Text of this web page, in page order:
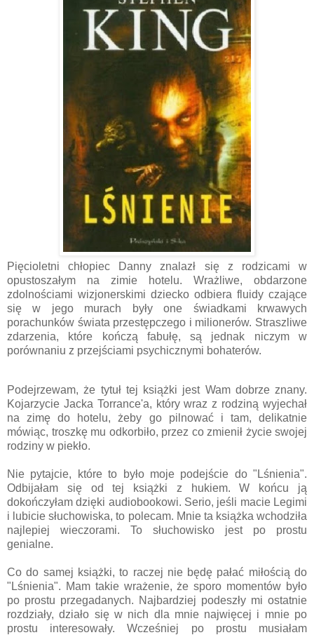
Pięcioletni chłopiec Danny znalazł się z rodzicami w
opustoszałym na zimie hotelu. Wrażliwe, obdarzone
zdolnościami wizjonerskimi dziecko odbiera fluidy czające
się w jego murach były one świadkami krwawych
porachunków świata przestępczego i milionerów. Straszliwe
zdarzenia, które kończą fabułę, są jednak niczym w
porównaniu z przejściami psychicznymi bohaterów.
Podejrzewam, że tytuł tej książki jest Wam dobrze znany.
Kojarzycie Jacka Torrance'a, który wraz z rodziną wyjechał
na zimę do hotelu, żeby go pilnować i tam, delikatnie
mówiąc, troszkę mu odkorbiło, przez co zmienił życie swojej
rodziny w piekło.
Nie pytajcie, które to było moje podejście do "Lśnienia".
Odbijałam się od tej książki z hukiem. W końcu ją
dokończyłam dzięki audiobookowi. Serio, jeśli macie Legimi
i lubicie słuchowiska, to polecam. Mnie ta książka wchodziła
najlepiej wieczorami. To słuchowisko jest po prostu
genialne.
Co do samej książki, to raczej nie będę pałać miłością do
"Lśnienia". Mam takie wrażenie, że sporo momentów było
po prostu przegadanych. Najbardziej podeszły mi ostatnie
rozdziały, działo się w nich dla mnie najwięcej i mnie po
prostu interesowały. Wcześniej po prostu musiałam